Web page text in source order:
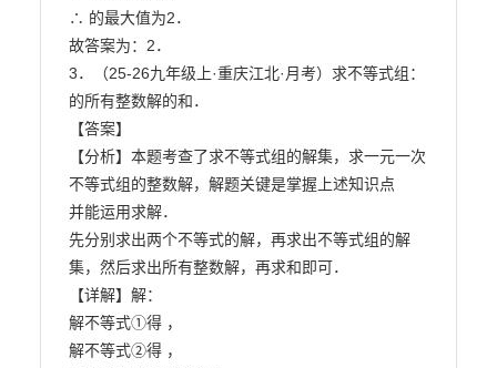
∴ 的最大值为2．
故答案为：2．
3．（25-26九年级上·重庆江北·月考）求不等式组：
的所有整数解的和．
【答案】
【分析】本题考查了求不等式组的解集，求一元一次
不等式组的整数解，解题关键是掌握上述知识点
并能运用求解．
先分别求出两个不等式的解，再求出不等式组的解
集，然后求出所有整数解，再求和即可．
【详解】解：
解不等式①得 ，
解不等式②得 ，